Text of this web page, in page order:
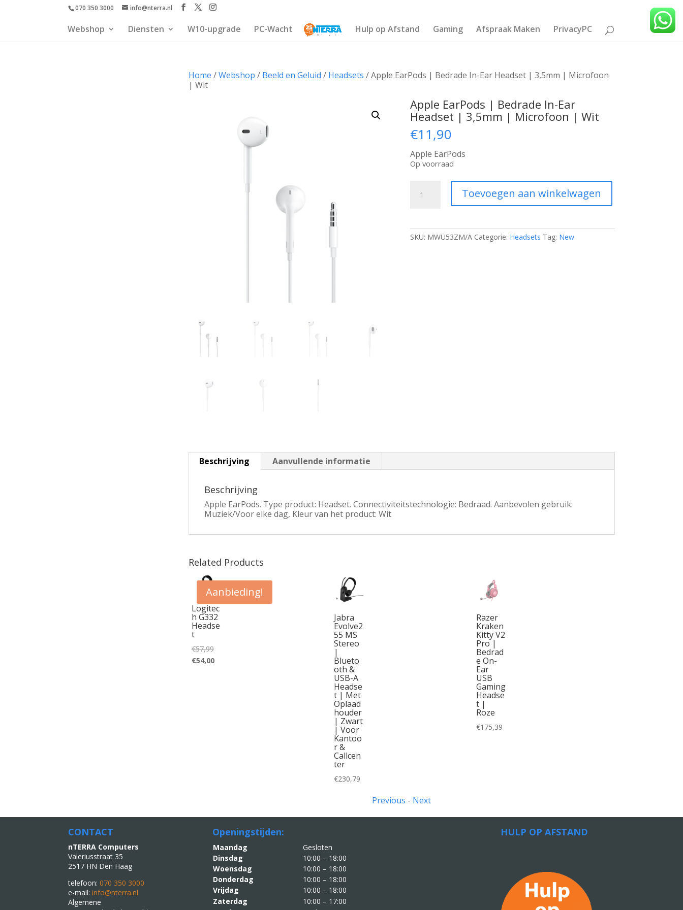
070 350 3000 info@nterra.nl
Webshop Diensten W10-upgrade PC-Wacht Hulp op Afstand Gaming Afspraak Maken PrivacyPC
Home /Webshop / Beeld en Geluid / Headsets / Apple EarPods | Bedrade In-Ear Headset | 3,5mm | Microfoon
| Wit
Apple EarPods | Bedrade In-Ear
Headset | 3,5mm | Microfoon | Wit
€11,90
Apple EarPods
Op voorraad
EarPods
Ear
Headset
Toevoegen aan winkelwagen
SKU: MWU53ZM/A Categorie: Headsets Tag: New
Beschrijving Aanvullende informatie
Beschrijving
Apple EarPods. Type product: Headset. Connectiviteitstechnologie: Bedraad. Aanbevolen gebruik:
Muziek/Voor elke dag, Kleur van het product: Wit
Related Products
Aanbieding!
Logitec
h G332
Headse
t
€57,99Oorspronkelijke
prijs
€54,00Huidige
Jabra
Evolve2
55 MS
Stereo
|
Blueto
oth &
USB-A
Headse
t | Met
Oplaad
houder
| Zwart
| Voor
Kantoo
r &
Callcen
ter
€230,79
Razer
Kraken
Kitty V2
Pro |
Bedrad
e On-
Ear
USB
Gaming
Headse
t |
Roze
€175,39
Previous - Next
CONTACT
nTERRA Computers
Valeriusstraat 35
2517 HN Den Haag
telefoon:070 350 3000
e-mail:info@nterra.nl
Algemene
Openingstijden:
Maandag
Gesloten
Dinsdag
10:00 – 18:00
Woensdag
10:00 – 18:00
Donderdag
10:00 – 18:00
Vrijdag
10:00 – 18:00
Zaterdag
10:00 – 17:00
HULP OP AFSTAND